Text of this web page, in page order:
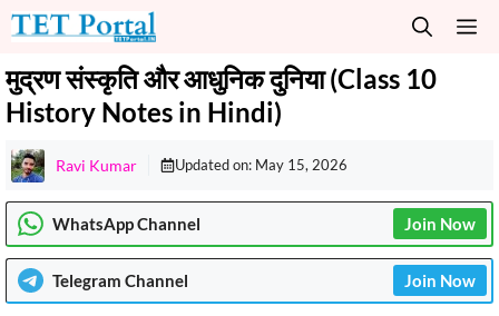
Skip
to
content
मुद्रण संस्कृति और आधुनिक दुनिया (Class 10
History Notes in Hindi)
Ravi Kumar Updated on: May 15, 2026
WhatsApp Channel Join Now
Telegram Channel Join Now